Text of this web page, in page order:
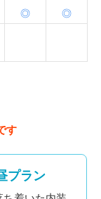
◎ ◎
す
プラン